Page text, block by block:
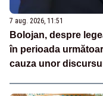
7 aug. 2026, 11:51
Bolojan, despre
în perioada
cauza unor